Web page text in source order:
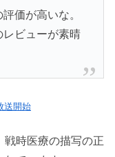
価が高いな。
ビューが素晴
送開始
時医療の描写の正